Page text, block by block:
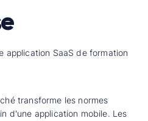
application SaaS de formation
transforme les normes
d'une application mobile. Les